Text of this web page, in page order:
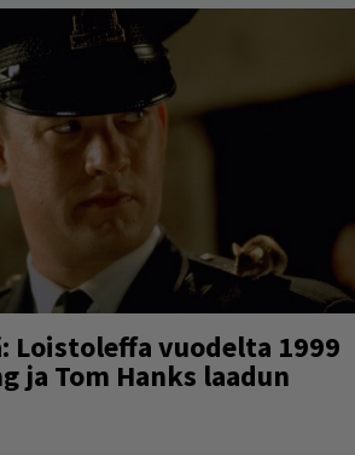
Loistoleffa vuodelta 1999
ja Tom Hanks laadun